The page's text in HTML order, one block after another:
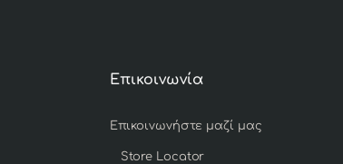
Επικοινωνία
Επικοινωνήστε μαζί μας
Store Locator